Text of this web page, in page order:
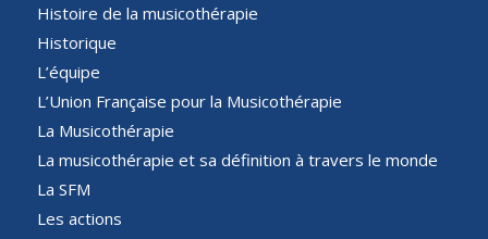
Histoire de la musicothérapie
Historique
L’équipe
L’Union Française pour la Musicothérapie
La Musicothérapie
La musicothérapie et sa définition à travers le monde
La SFM
Les actions